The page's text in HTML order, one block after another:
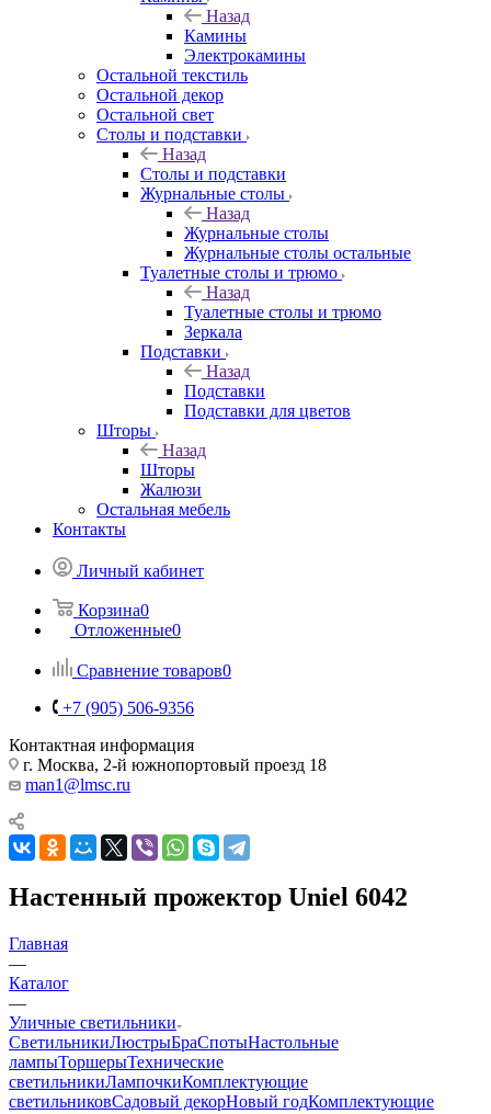
Назад
Камины
Электрокамины
Остальной текстиль
Остальной декор
Остальной свет
Столы и подставки
Назад
Столы и подставки
Журнальные столы
Назад
Журнальные столы
Журнальные столы остальные
Туалетные столы и трюмо
Назад
Туалетные столы и трюмо
Зеркала
Подставки
Назад
Подставки
Подставки для цветов
Шторы
Назад
Шторы
Жалюзи
Остальная мебель
Контакты
Личный кабинет
Корзина0
Отложенные0
Сравнение товаров0
+7 (905) 506-9356
Контактная информация
г. Москва, 2-й южнопортовый проезд 18
man1@lmsc.ru
Настенный прожектор Uniel 6042
Главная
—
Каталог
—
Уличные светильники
СветильникиЛюстрыБраСпотыНастольные
лампыТоршерыТехнические
светильникиЛампочкиКомплектующие
светильниковСадовый декорНовый годКомплектующие